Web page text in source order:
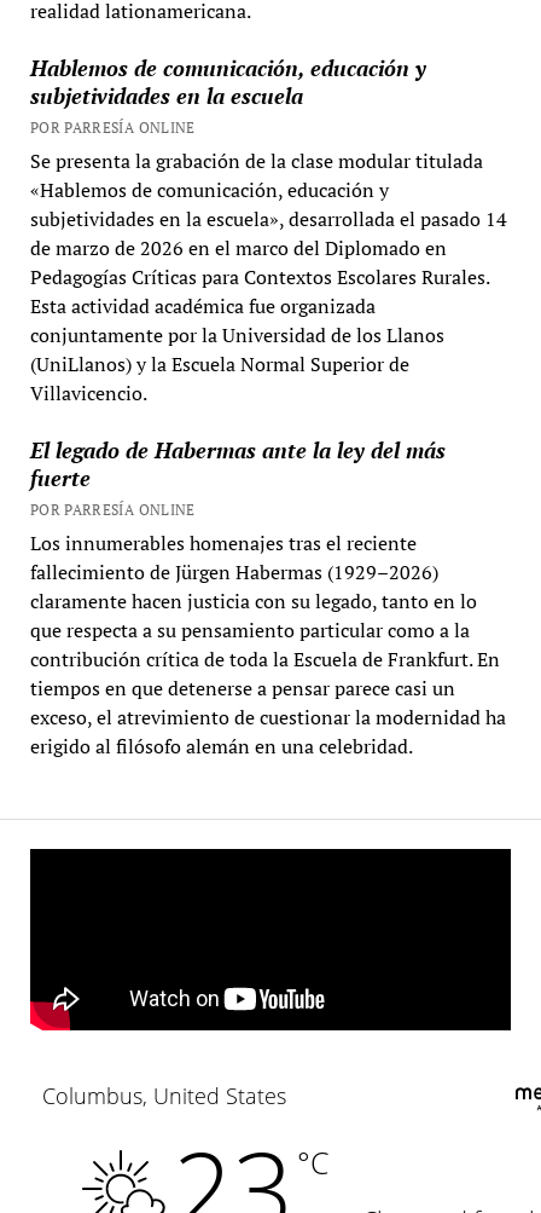
realidad lationamericana.
Hablemos de comunicación, educación y
subjetividades en la escuela
POR PARRESÍA ONLINE
Se presenta la grabación de la clase modular titulada
«Hablemos de comunicación, educación y
subjetividades en la escuela», desarrollada el pasado 14
de marzo de 2026 en el marco del Diplomado en
Pedagogías Críticas para Contextos Escolares Rurales.
Esta actividad académica fue organizada
conjuntamente por la Universidad de los Llanos
(UniLlanos) y la Escuela Normal Superior de
Villavicencio.
El legado de Habermas ante la ley del más
fuerte
POR PARRESÍA ONLINE
Los innumerables homenajes tras el reciente
fallecimiento de Jürgen Habermas (1929–2026)
claramente hacen justicia con su legado, tanto en lo
que respecta a su pensamiento particular como a la
contribución crítica de toda la Escuela de Frankfurt. En
tiempos en que detenerse a pensar parece casi un
exceso, el atrevimiento de cuestionar la modernidad ha
erigido al filósofo alemán en una celebridad.